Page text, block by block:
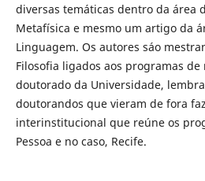
diversas temáticas dentro da área
Metafísica e mesmo um artigo da
Linguagem. Os autores sáo
Filosofia ligados aos programas de
doutorado da Universidade,
doutorandos que vieram de fora
interinstitucional que reúne os
Pessoa e no caso, Recife.